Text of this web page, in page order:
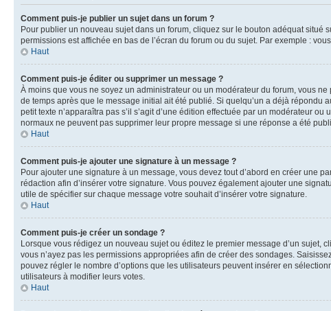
Comment puis-je publier un sujet dans un forum ?
Pour publier un nouveau sujet dans un forum, cliquez sur le bouton adéquat situé
permissions est affichée en bas de l’écran du forum ou du sujet. Par exemple :
Haut
Comment puis-je éditer ou supprimer un message ?
À moins que vous ne soyez un administrateur ou un modérateur du forum, vous
de temps après que le message initial ait été publié. Si quelqu’un a déjà répondu
petit texte n’apparaîtra pas s’il s’agit d’une édition effectuée par un modérateur
normaux ne peuvent pas supprimer leur propre message si une réponse a été
Haut
Comment puis-je ajouter une signature à un message ?
Pour ajouter une signature à un message, vous devez tout d’abord en créer une
rédaction afin d’insérer votre signature. Vous pouvez également ajouter une
utile de spécifier sur chaque message votre souhait d’insérer votre signature.
Haut
Comment puis-je créer un sondage ?
Lorsque vous rédigez un nouveau sujet ou éditez le premier message d’un sujet,
vous n’ayez pas les permissions appropriées afin de créer des sondages.
pouvez régler le nombre d’options que les utilisateurs peuvent insérer en
utilisateurs à modifier leurs votes.
Haut